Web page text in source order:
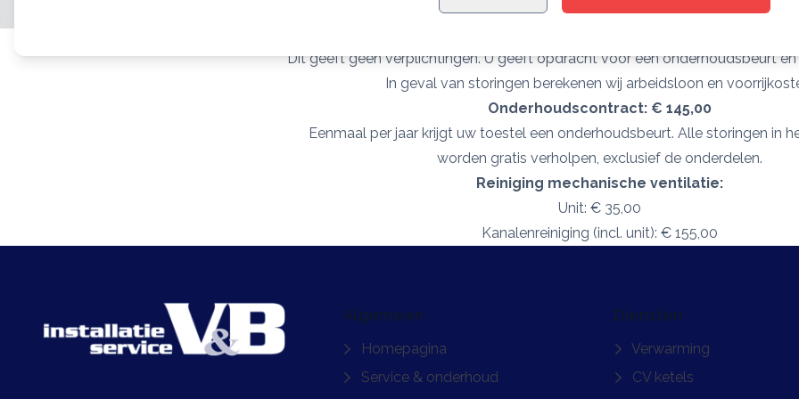
Prijslijst
Dit geeft geen verplichtingen. U geeft opdracht voor een onderhoudsbeurt en
In geval van storingen berekenen wij arbeidsloon en
Onderhoudscontract: € 145,00
Eenmaal per jaar krijgt uw toestel een onderhoudsbeurt. Alle storingen in
worden gratis verholpen, exclusief de onderdelen.
Reiniging mechanische ventilatie:
Unit: € 35,00
Kanalenreiniging (incl. unit): € 155,00
Algemeen
Homepagina
Service & onderhoud
Diensten
Verwarming
CV ketels